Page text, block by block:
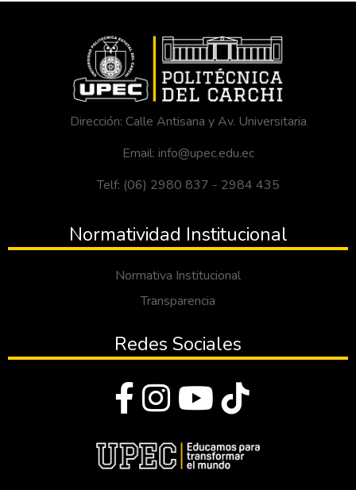
Dirección: Calle Antisana y Av. Universitaria
Email: info@upec.edu.ec
Telf: (06) 2980 837 - 2984 435
Normatividad Institucional
Normativa Institucional
Transparencia
Redes Sociales